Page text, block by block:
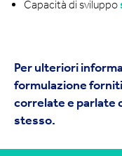
Capacità di sviluppo
Per ulteriori
formulazione
correlate e parlate
stesso.